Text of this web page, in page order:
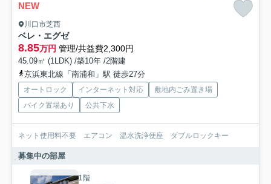
NEW
川口市芝西
ベレ・エグゼ
8.85万円 管理/共益費2,300円
45.09㎡ (1LDK) /築10年 /2階建
京浜東北線「南浦和」駅 徒歩27分
オートロック インターネット対応
敷地内ごみ置き場
バイク置場あり
公共下水
ネット使用料不要 エアコン 温水洗浄便座 ダブルロックキー
募集中の部屋
1階